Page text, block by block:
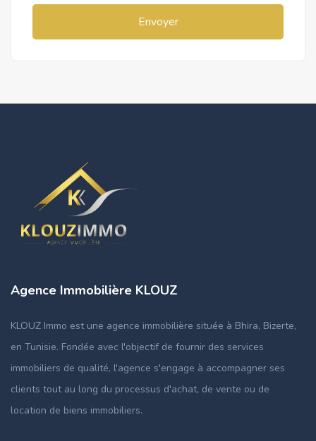
Envoyer
Agence Immobilière KLOUZ
KLOUZ Immo est une agence immobilière située à Bhira, Bizerte,
en Tunisie. Fondée avec l'objectif de fournir des services
immobiliers de qualité, l'agence s'engage à accompagner ses
clients tout au long du processus d'achat, de vente ou de
location de biens immobiliers.